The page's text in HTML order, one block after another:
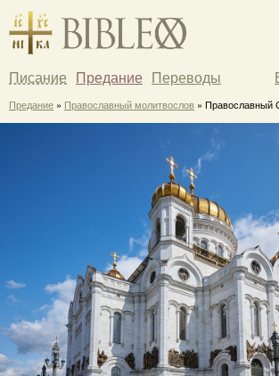
Писание Предание Переводы
Предание » Православный молитвослов » Православный